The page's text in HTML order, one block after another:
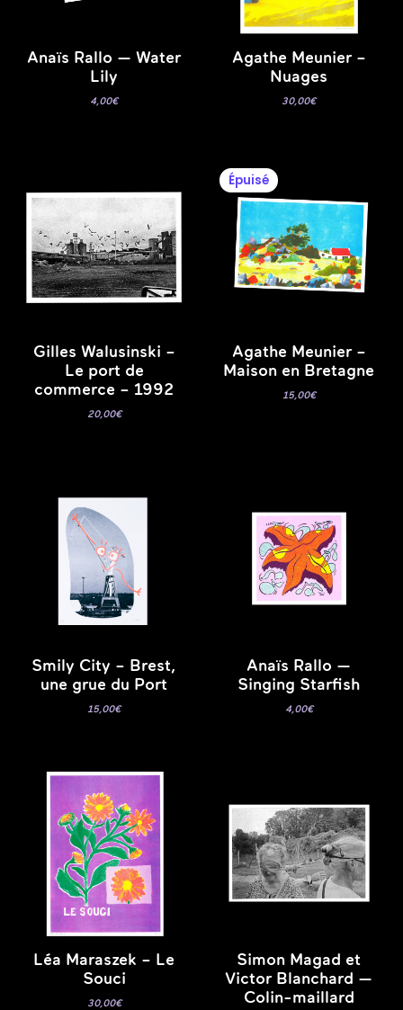
Anaïs Rallo — Water
Lily
4,00€
Agathe Meunier –
Nuages
30,00€
Gilles Walusinski –
Le port de
commerce – 1992
20,00€
Épuisé
Agathe Meunier –
Maison en Bretagne
15,00€
Smily City – Brest,
une grue du Port
15,00€
Anaïs Rallo —
Singing Starfish
4,00€
Léa Maraszek – Le
Souci
30,00€
Simon Magad et
Victor Blanchard —
Colin-maillard